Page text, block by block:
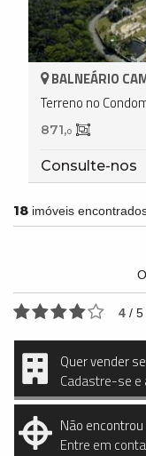
BALNEÁRIO
Terreno no
871,0
Consulte-nos
18 imóveis
4 / 5
Quer vender
Cadastre-se e
Não
Entre em